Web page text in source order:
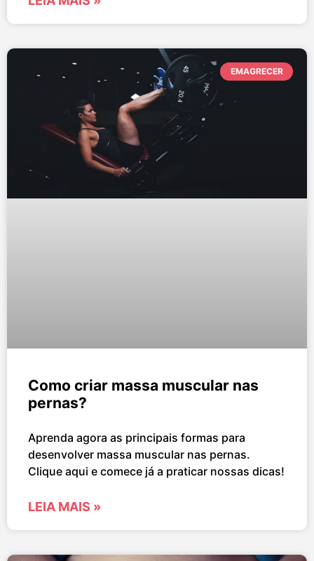
EMAGRECER
Como criar massa muscular nas
pernas?
Aprenda agora as principais formas para
desenvolver massa muscular nas pernas.
Clique aqui e comece já a praticar nossas dicas!
LEIA MAIS »